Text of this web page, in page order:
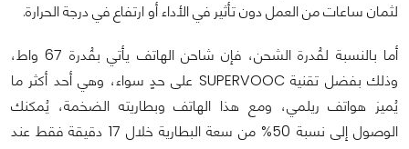
لثمان ساعات من العمل دون تأثير في الأداء أو ارتفاع في درجة الحرارة.
أما بالنسبة لقُدرة الشحن، فإن شاحن الهاتف يأتي بقُدرة 67 واط،
وذلك بفضل تقنية SUPERVOOC على حدٍ سواء، وهي أحد أكثر ما
يُميز هواتف ريلمي، ومع هذا الهاتف وبطاريته الضخمة، يُمكنك
الوصول إلى نسبة 50% من سعة البطارية خلال 17 دقيقة فقط عند